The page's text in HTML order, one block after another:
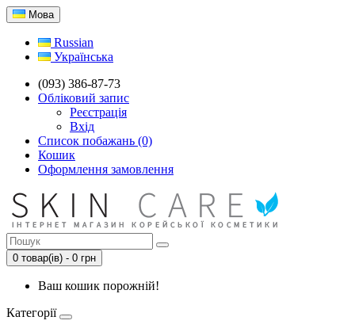
Мова
Russian
Українська
(093) 386-87-73
Обліковий запис
Реєстрація
Вхід
Список побажань (0)
Кошик
Оформлення замовлення
0 товар(ів) - 0 грн
Ваш кошик порожній!
Категорії